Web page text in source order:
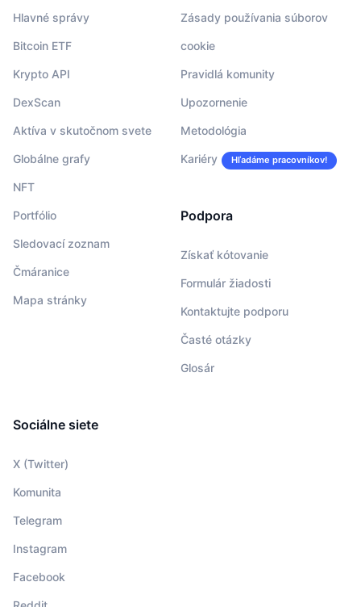
Hlavné správy
Bitcoin ETF
Krypto API
DexScan
Aktíva v skutočnom svete
Globálne grafy
NFT
Portfólio
Sledovací zoznam
Čmáranice
Mapa stránky
Zásady používania súborov
cookie
Pravidlá komunity
Upozornenie
Metodológia
Kariéry Hľadáme pracovníkov!
Podpora
Získať kótovanie
Formulár žiadosti
Kontaktujte podporu
Časté otázky
Glosár
Sociálne siete
X (Twitter)
Komunita
Telegram
Instagram
Facebook